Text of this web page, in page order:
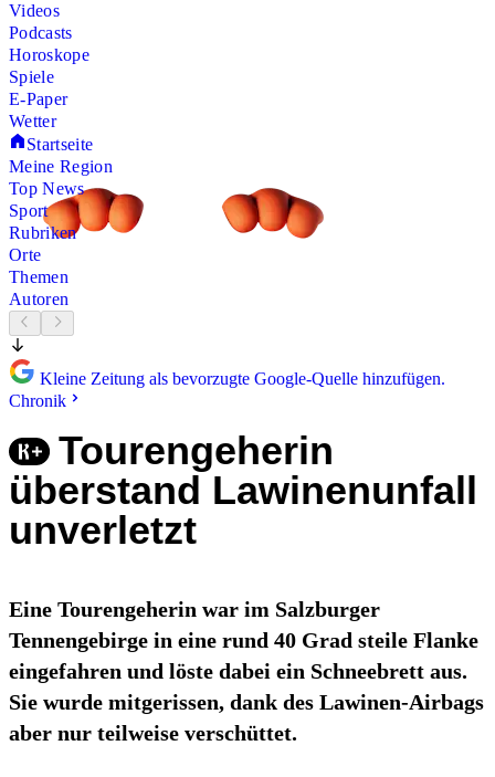
Videos
Podcasts
Horoskope
Spiele
E-Paper
Wetter
Startseite
Meine Region
Top News
Sport
Rubriken
Orte
Themen
Autoren
Kleine Zeitung als bevorzugte Google-Quelle hinzufügen.
Chronik
Tourengeherin
überstand Lawinenunfall
unverletzt
Eine Tourengeherin war im Salzburger
Tennengebirge in eine rund 40 Grad steile Flanke
eingefahren und löste dabei ein Schneebrett aus.
Sie wurde mitgerissen, dank des Lawinen-Airbags
aber nur teilweise verschüttet.